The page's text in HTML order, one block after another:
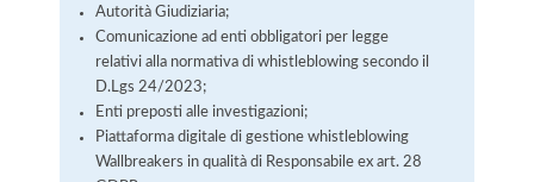
Autorità Giudiziaria;
Comunicazione ad enti obbligatori per legge
relativi alla normativa di whistleblowing secondo il
D.Lgs 24/2023;
Enti preposti alle investigazioni;
Piattaforma digitale di gestione whistleblowing
Wallbreakers in qualità di Responsabile ex art. 28